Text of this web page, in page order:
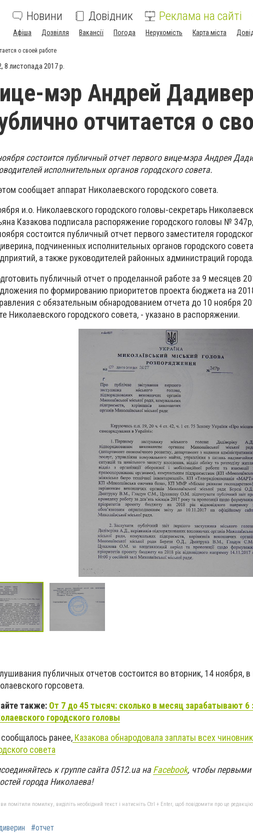
Новини Довідник Реклама на сайті
Афіша Дозвілля Вакансії Погода Нерухомість Карта міста
о своей работе
8 листопада 2017 р.
мэр Андрей
отчитается о
состоится публичный отчет первого вице-мэра Андрея
исполнительных органов городского совета.
сообщает аппарат Николаевского городского совета.
и.о. Николаевского городского головы-секретарь
Казакова подписала распоряжение городского головы №
состоится публичный отчет первого заместителя
подчиненных исполнительных органов городского
а также руководителей районных администраций города.
публичный отчет о проделанной работе за 9 месяцев
по формированию приоритетов проекта бюджета на
с обязательным обнародованием отчета до 10 ноября
Николаевского городского совета, - указано в распоряжении.
публичных отчетов состоится во вторник, 14 ноября,
горсовета.
также: От 7 до 45 тысяч: сколько в месяц зарабатывают 6
городского головы
ранее, Казакова обнародовала заплаты всех
совета
к группе сайта 0512.ua наFacebook, чтобы первыми
города Николаева!
помітили помилку, виділіть необхідний текст і натисніть Ctrl + Enter, щоб повідомити про це редакцію
#отчет